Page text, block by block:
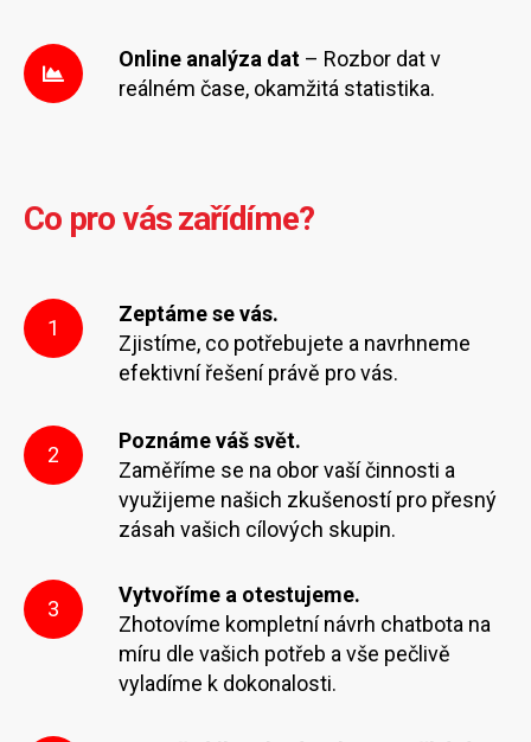
Online analýza dat – Rozbor dat v
reálném čase, okamžitá statistika.
Co pro vás zařídíme?
1
Zeptáme se vás.
Zjistíme, co potřebujete a navrhneme
efektivní řešení právě pro vás.
2
Poznáme váš svět.
Zaměříme se na obor vaší činnosti a
využijeme našich zkušeností pro přesný
zásah vašich cílových skupin.
3
Vytvoříme a otestujeme.
Zhotovíme kompletní návrh chatbota na
míru dle vašich potřeb a vše pečlivě
vyladíme k dokonalosti.